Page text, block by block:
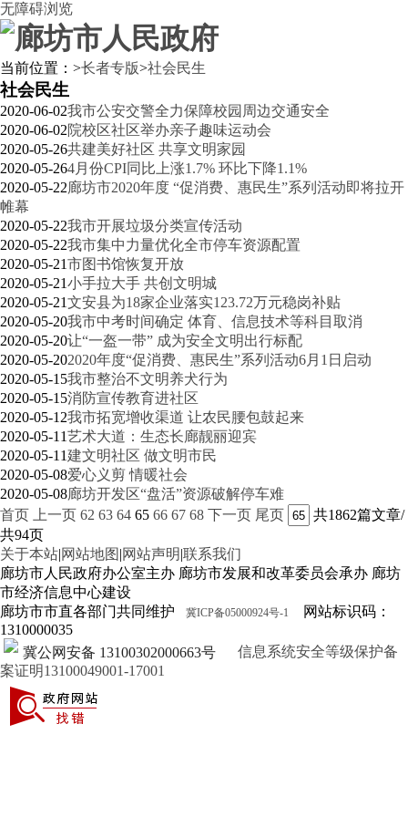
无障碍浏览
当前位置： >长者专版>社会民生
社会民生
2020-06-02我市公安交警全力保障校园周边交通安全
2020-06-02院校区社区举办亲子趣味运动会
2020-05-26共建美好社区 共享文明家园
2020-05-264月份CPI同比上涨1.7% 环比下降1.1%
2020-05-22廊坊市2020年度 “促消费、惠民生”系列活动即将拉开
帷幕
2020-05-22我市开展垃圾分类宣传活动
2020-05-22我市集中力量优化全市停车资源配置
2020-05-21市图书馆恢复开放
2020-05-21小手拉大手 共创文明城
2020-05-21文安县为18家企业落实123.72万元稳岗补贴
2020-05-20我市中考时间确定 体育、信息技术等科目取消
2020-05-20让“一盔一带” 成为安全文明出行标配
2020-05-202020年度“促消费、惠民生”系列活动6月1日启动
2020-05-15我市整治不文明养犬行为
2020-05-15消防宣传教育进社区
2020-05-12我市拓宽增收渠道 让农民腰包鼓起来
2020-05-11艺术大道：生态长廊靓丽迎宾
2020-05-11建文明社区 做文明市民
2020-05-08爱心义剪 情暖社会
2020-05-08廊坊开发区“盘活”资源破解停车难
首页
上一页 62 63 64 65 66 67 68 下一页 尾页
共1862篇文章/
共94页
关于本站|网站地图 |网站声明|联系我们
廊坊市人民政府办公室主办 廊坊市发展和改革委员会承办 廊坊
市经济信息中心建设
廊坊市市直各部门共同维护
冀ICP备05000924号-1
网站标识码：
1310000035
冀公网安备 13100302000663号
信息系统安全等级保护备
案证明13100049001-17001